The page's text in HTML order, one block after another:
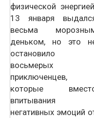
физической
13 января
весьма
деньком, но это
остановило
восьмерых
приключенцев,
которые
впитывания
негативных эмоций